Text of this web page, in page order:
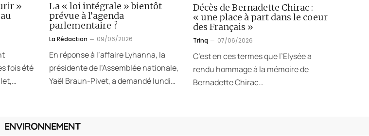
»
fois été
La « loi intégrale » bientôt
prévue à l’agenda
parlementaire ?
La Rédaction 09/06/2026
En réponse à l’affaire Lyhanna, la
présidente de l’Assemblée nationale,
Yaël Braun-Pivet, a demandé lundi…
Décès de Bernadette Chirac :
« une place à part dans le coeur
des Français »
Trinq 07/06/2026
C’est en ces termes que l’Elysée a
rendu hommage à la mémoire de
Bernadette Chirac…
ENVIRONNEMENT